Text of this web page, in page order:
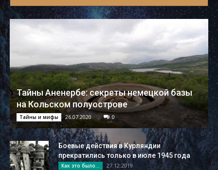
Тайны Аненербе: секреты немецкой базы
на Кольском полуострове
Тайны и мифы 26.07.2020 0
Боевые действия в Курляндии
прекратились только в июле 1945 года
Как это было... 27.12.2019